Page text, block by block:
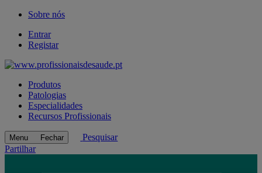
Sobre nós
Entrar
Registar
Produtos
Patologias
Especialidades
Recursos Profissionais
Menu Fechar
Pesquisar
Partilhar